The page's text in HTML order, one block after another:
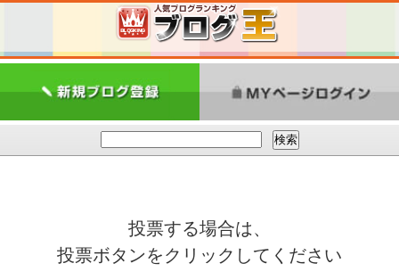
投票する場合は、
投票ボタンをクリックしてください